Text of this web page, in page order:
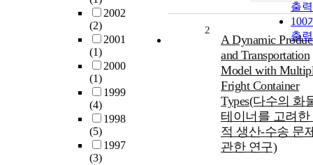
2002
(2)
2001
(1)
2000
(1)
1999
(4)
1998
(5)
1997
(3)
출력
100
출력
2
A Dynamic
and Transportation
Model with
Fright Container
Types(다수의 화
테이너를 고려한
적 생산-수송 문
관한 연구)